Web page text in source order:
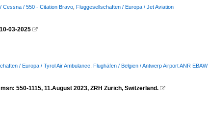
Cessna / 550 - Citation Bravo Fluggesellschaften / Europa / Jet Aviation
03-2025 
/ Europa / Tyrol Air Ambulance Flughäfen / Belgien / Antwerp Airport ANR EBAW
550-1115, 11.August 2023, ZRH Zürich, Switzerland. 